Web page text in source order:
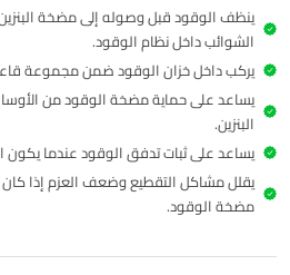
ينظف الوقود قبل وصوله إلى مضخة
الشوائب داخل نظام الوقود.
يركب داخل خزان الوقود ضمن مجموعة
يساعد على حماية مضخة الوقود من
البنزين.
يساعد على ثبات تدفق الوقود عندما يكون
يقلل مشاكل التقطيع وضعف العزم إذا
مضخة الوقود.